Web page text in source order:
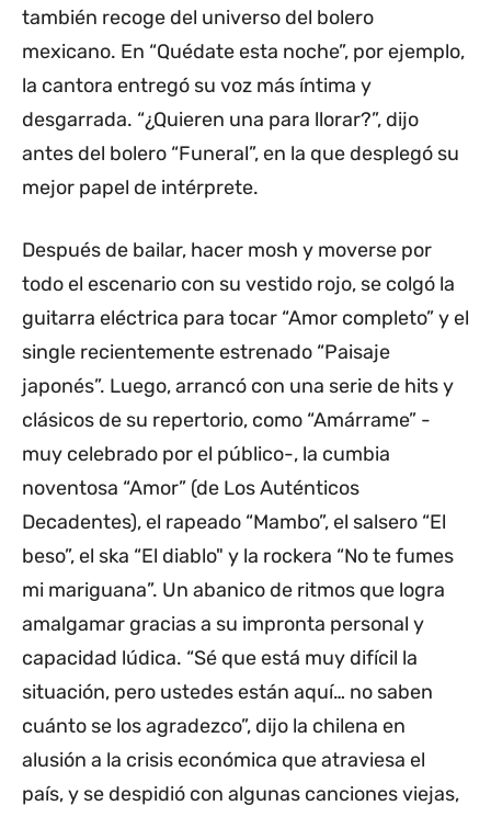
también recoge del universo del bolero
mexicano. En “Quédate esta noche”, por ejemplo,
la cantora entregó su voz más íntima y
desgarrada. “¿Quieren una para llorar?”, dijo
antes del bolero “Funeral”, en la que desplegó su
mejor papel de intérprete.
Después de bailar, hacer mosh y moverse por
todo el escenario con su vestido rojo, se colgó la
guitarra eléctrica para tocar “Amor completo” y el
single recientemente estrenado “Paisaje
japonés”. Luego, arrancó con una serie de hits y
clásicos de su repertorio, como “Amárrame” -
muy celebrado por el público-, la cumbia
noventosa “Amor” (de Los Auténticos
Decadentes), el rapeado “Mambo”, el salsero “El
beso”, el ska “El diablo" y la rockera “No te fumes
mi mariguana”. Un abanico de ritmos que logra
amalgamar gracias a su impronta personal y
capacidad lúdica. “Sé que está muy difícil la
situación, pero ustedes están aquí… no saben
cuánto se los agradezco”, dijo la chilena en
alusión a la crisis económica que atraviesa el
país, y se despidió con algunas canciones viejas,